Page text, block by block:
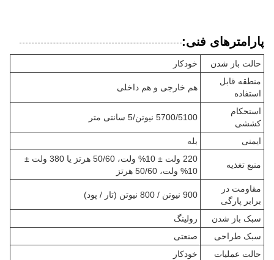
پارامترهای فنی:
حالت باز شدن
خودکار
منطقه قابل
استفاده
هم خارجی و هم داخلی
استحکام
کششی
5700/5100 نیوتن/5 سانتی متر
ایمنی بله
منبع تغذیه
220 ولت ± 10% ولت، 50/60 هرتز یا 380 ولت ±
10% ولت، 50/60 هرتز
مقاومت در
برابر پارگی
900 نیوتن / 800 نیوتن (تار / پود)
سبک باز شدن
رولینگ
سبک طراحی
صنعتی
حالت عملیات
خودکار